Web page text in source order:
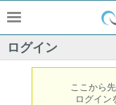
ログイン
ここから
ログイン